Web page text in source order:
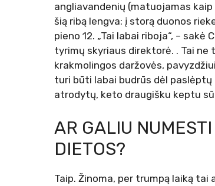
angliavandenių (matuojamas
šią ribą lengva: į storą duonos
pieno 12. „Tai labai riboja“, –
tyrimų skyriaus direktorė. . Tai
krakmolingos daržovės,
turi būti labai budrūs dėl paslėptų
atrodytų, keto draugišku keptu
AR GALIU
DIETOS?
Taip. Žinoma, per trumpą laiką tai